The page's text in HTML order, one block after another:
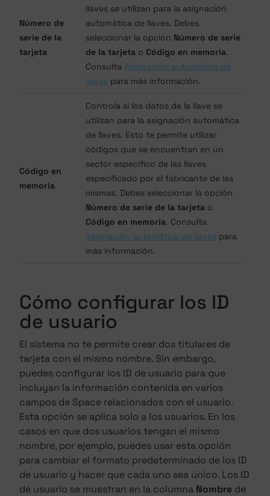
Número de
serie de la
tarjeta
llaves se utilizan para la asignación
automática de llaves. Debes
seleccionar la opción Número de serie
de la tarjeta o Código en memoria.
Consulta Asignación automática de
llaves para más información.
Código en
memoria
Controla si los datos de la llave se
utilizan para la asignación automática
de llaves. Esto te permite utilizar
códigos que se encuentran en un
sector específico de las llaves
especificado por el fabricante de las
mismas. Debes seleccionar la opción
Número de serie de la tarjeta o
Código en memoria. Consulta
Asignación automática de llaves para
más información.
Cómo configurar los ID
de usuario
El sistema no te permite crear dos titulares de
tarjeta con el mismo nombre. Sin embargo,
puedes configurar los ID de usuario para que
incluyan la información contenida en varios
campos de Space relacionados con el usuario.
Esta opción se aplica solo a los usuarios. En los
casos en que dos usuarios tengan el mismo
nombre, por ejemplo, puedes usar esta opción
para cambiar el formato predeterminado de los ID
de usuario y hacer que cada uno sea único. Los ID
de usuario se muestran en la columna Nombre de